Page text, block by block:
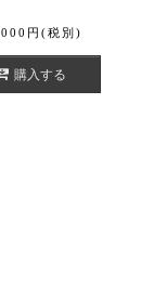
円 (税別)
購入する